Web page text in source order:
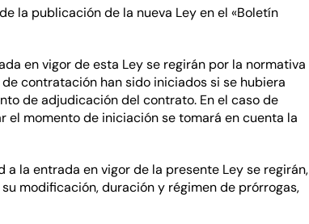
la publicación de la nueva Ley en el «Boletín
en vigor de esta Ley se regirán por la normativa
contratación han sido iniciados si se hubiera
de adjudicación del contrato. En el caso de
momento de iniciación se tomará en cuenta la
la entrada en vigor de la presente Ley se regirán,
modificación, duración y régimen de prórrogas,